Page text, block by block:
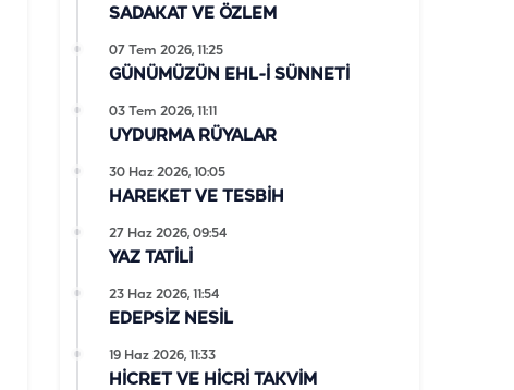
SADAKAT VE ÖZLEM
GÜNÜMÜZÜN EHL-İ SÜNNETİ
07 Tem 2026, 11:25
UYDURMA RÜYALAR
03 Tem 2026, 11:11
HAREKET VE TESBİH
30 Haz 2026, 10:05
YAZ TATİLİ
27 Haz 2026, 09:54
EDEPSİZ NESİL
23 Haz 2026, 11:54
HİCRET VE HİCRİ TAKVİM
19 Haz 2026, 11:33